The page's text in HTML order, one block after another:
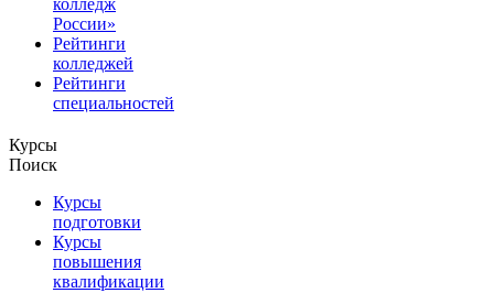
России»
Рейтинги
колледжей
Рейтинги
специальностей
Курсы
Поиск
Курсы
подготовки
Курсы
повышения
квалификации